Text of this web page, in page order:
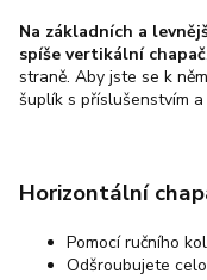
Na základních a
spíše vertikální chapač
straně. Aby jste se k
šuplík s příslušenstvím
Horizontální
Pomocí ručního
Odšroubujete